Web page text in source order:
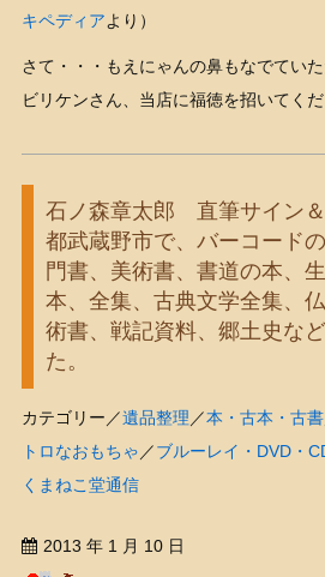
キペディアより）
さて・・・もえにゃんの鼻もなでてい
ビリケンさん、当店に福徳を招いてく
石ノ森章太郎 直筆サイン
都武蔵野市で、バーコード
門書、美術書、書道の本、
本、全集、古典文学全集、
術書、戦記資料、郷土史な
た。
カテゴリー／遺品整理／本・古本・古書
トロなおもちゃ／ブルーレイ・DVD・
くまねこ堂通信
2013 年 1 月 10 日